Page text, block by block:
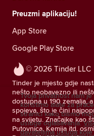
© 2026 Tinder LLC
Tinder je mjesto gdje
nešto neobavezno ili
dostupna u 190 zemalja,
spojeva, što je čini
na svijetu. Značajke kao
Putovnica, Kemija itd.
Preuzmi aplikaciju!
App Store
Google Play Store
Tvoja privatnost nam
koristimo alate za
stranici kako bismo
usluge oglašavanja.
davateljima usluga